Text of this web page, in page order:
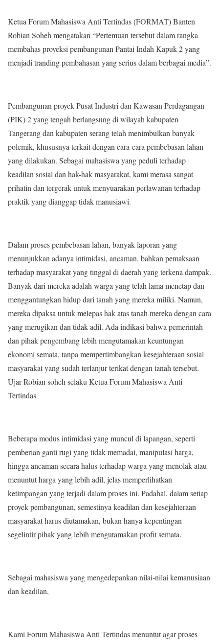
Ketua Forum Mahasiswa Anti Tertindas (FORMAT) Banten
Robian Soheh mengatakan “Pertemuan tersebut dalam rangka
membahas proyeksi pembangunan Pantai Indah Kapuk 2 yang
menjadi tranding pembahasan yang serius dalam berbagai media”.
Pembangunan proyek Pusat Industri dan Kawasan Perdagangan
(PIK) 2 yang tengah berlangsung di wilayah kabupaten
Tangerang dan kabupaten serang telah menimbulkan banyak
polemik, khususnya terkait dengan cara-cara pembebasan lahan
yang dilakukan. Sebagai mahasiswa yang peduli terhadap
keadilan sosial dan hak-hak masyarakat, kami merasa sangat
prihatin dan tergerak untuk menyuarakan perlawanan terhadap
praktik yang dianggap tidak manusiawi.
Dalam proses pembebasan lahan, banyak laporan yang
menunjukkan adanya intimidasi, ancaman, bahkan pemaksaan
terhadap masyarakat yang tinggal di daerah yang terkena dampak.
Banyak dari mereka adalah warga yang telah lama menetap dan
menggantungkan hidup dari tanah yang mereka miliki. Namun,
mereka dipaksa untuk melepas hak atas tanah mereka dengan cara
yang merugikan dan tidak adil. Ada indikasi bahwa pemerintah
dan pihak pengembang lebih mengutamakan keuntungan
ekonomi semata, tanpa mempertimbangkan kesejahteraan sosial
masyarakat yang sudah terlanjur terikat dengan tanah tersebut.
Ujar Robian soheh selaku Ketua Forum Mahasiswa Anti
Tertindas
Beberapa modus intimidasi yang muncul di lapangan, seperti
pemberian ganti rugi yang tidak memadai, manipulasi harga,
hingga ancaman secara halus terhadap warga yang menolak atau
menuntut harga yang lebih adil, jelas memperlihatkan
ketimpangan yang terjadi dalam proses ini. Padahal, dalam setiap
proyek pembangunan, semestinya keadilan dan kesejahteraan
masyarakat harus diutamakan, bukan hanya kepentingan
segelintir pihak yang lebih mengutamakan profit semata.
Sebagai mahasiswa yang mengedepankan nilai-nilai kemanusiaan
dan keadilan,
Kami Forum Mahasiswa Anti Tertindas menuntut agar proses